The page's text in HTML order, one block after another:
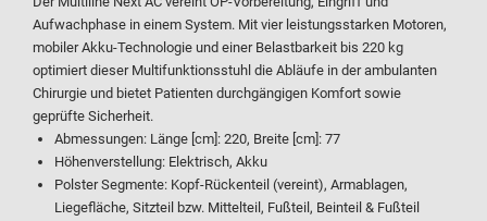
Aufwachphase in einem System. Mit vier leistungsstarken Motoren,
mobiler Akku-Technologie und einer Belastbarkeit bis 220 kg
optimiert dieser Multifunktionsstuhl die Abläufe in der ambulanten
Chirurgie und bietet Patienten durchgängigen Komfort sowie
geprüfte Sicherheit.
Abmessungen: Länge [cm]: 220, Breite [cm]: 77
Höhenverstellung: Elektrisch, Akku
Polster Segmente: Kopf-Rückenteil (vereint), Armablagen,
Liegefläche, Sitzteil bzw. Mittelteil, Fußteil, Beinteil & Fußteil